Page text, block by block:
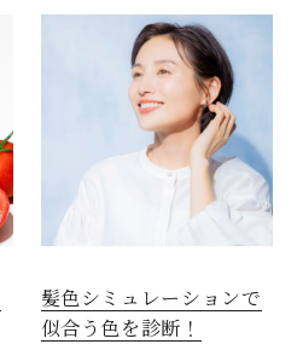
髪色シミュレーションで
似合う色を診断！